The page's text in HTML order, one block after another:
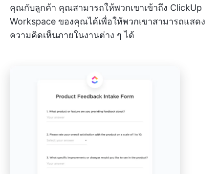
คุณกับลูกค้า คุณสามารถให้พวกเขาเข้าถึง ClickUp
Workspace ของคุณได้เพื่อให้พวกเขาสามารถแสดง
ความคิดเห็นภายในงานต่าง ๆ ได้